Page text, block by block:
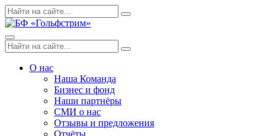
Skip
to
Поиск
по:
Search
Menu
Поиск
по:
Search
О нас
Наша Команда
Бизнес и фонд
Наши партнёры
СМИ о нас
Отзывы и предложения
Отчёты